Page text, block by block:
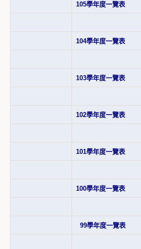
105學年度一覽表
104學年度一覽表
103學年度一覽表
102學年度一覽表
101學年度一覽表
100學年度一覽表
99學年度一覽表